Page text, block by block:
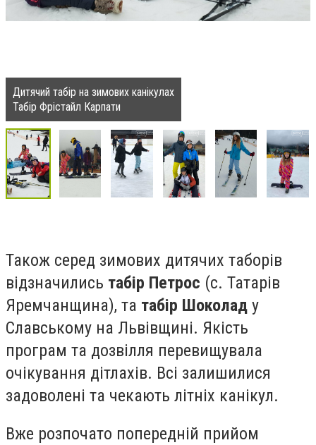
Дитячий табір на зимових канікулах
Табір Фрістайл Карпати
Також серед зимових дитячих таборів
відзначились табір Петрос (с. Татарів
Яремчанщина), та табір Шоколад у
Славському на Львівщині. Якість
програм та дозвілля перевищувала
очікування дітлахів. Всі залишилися
задоволені та чекають літніх канікул.
Вже розпочато попередній прийом